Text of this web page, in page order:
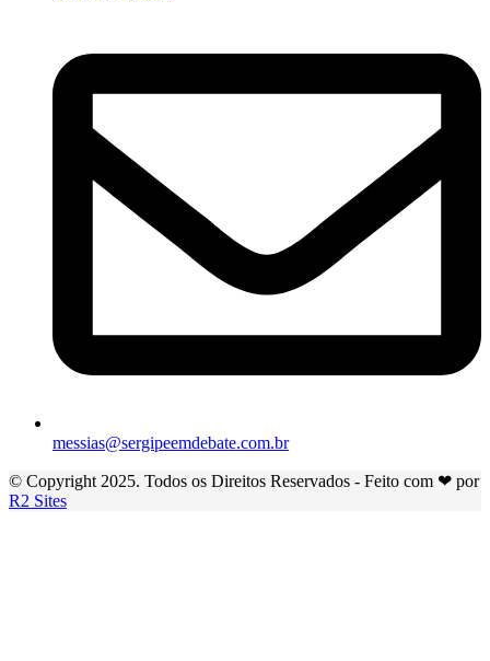
messias@sergipeemdebate.com.br
© Copyright 2025. Todos os Direitos Reservados - Feito com ❤ por
R2 Sites